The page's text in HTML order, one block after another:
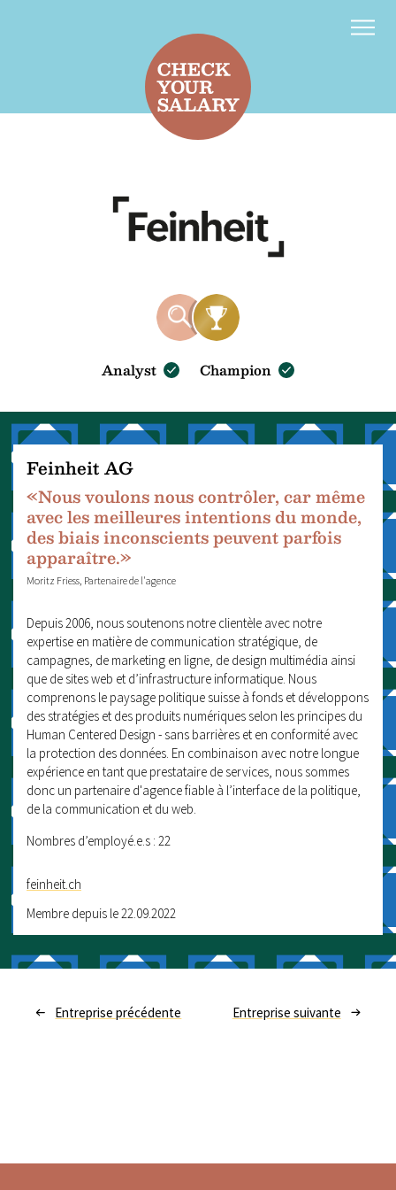
d f
Analyst Champion
Feinheit AG
«Nous voulons nous contrôler, car même
avec les meilleures intentions du monde,
des biais inconscients peuvent parfois
apparaître.»
Moritz Friess, Partenaire de l'agence
Depuis 2006, nous soutenons notre clientèle avec notre
expertise en matière de communication stratégique, de
campagnes, de marketing en ligne, de design multimédia ainsi
que de sites web et d’infrastructure informatique. Nous
comprenons le paysage politique suisse à fonds et développons
des stratégies et des produits numériques selon les principes du
Human Centered Design - sans barrières et en conformité avec
la protection des données. En combinaison avec notre longue
expérience en tant que prestataire de services, nous sommes
donc un partenaire d'agence fiable à l’interface de la politique,
de la communication et du web.
Nombres d’employé.e.s : 22
feinheit.ch
Membre depuis le 22.09.2022
Entreprise précédente Entreprise suivante